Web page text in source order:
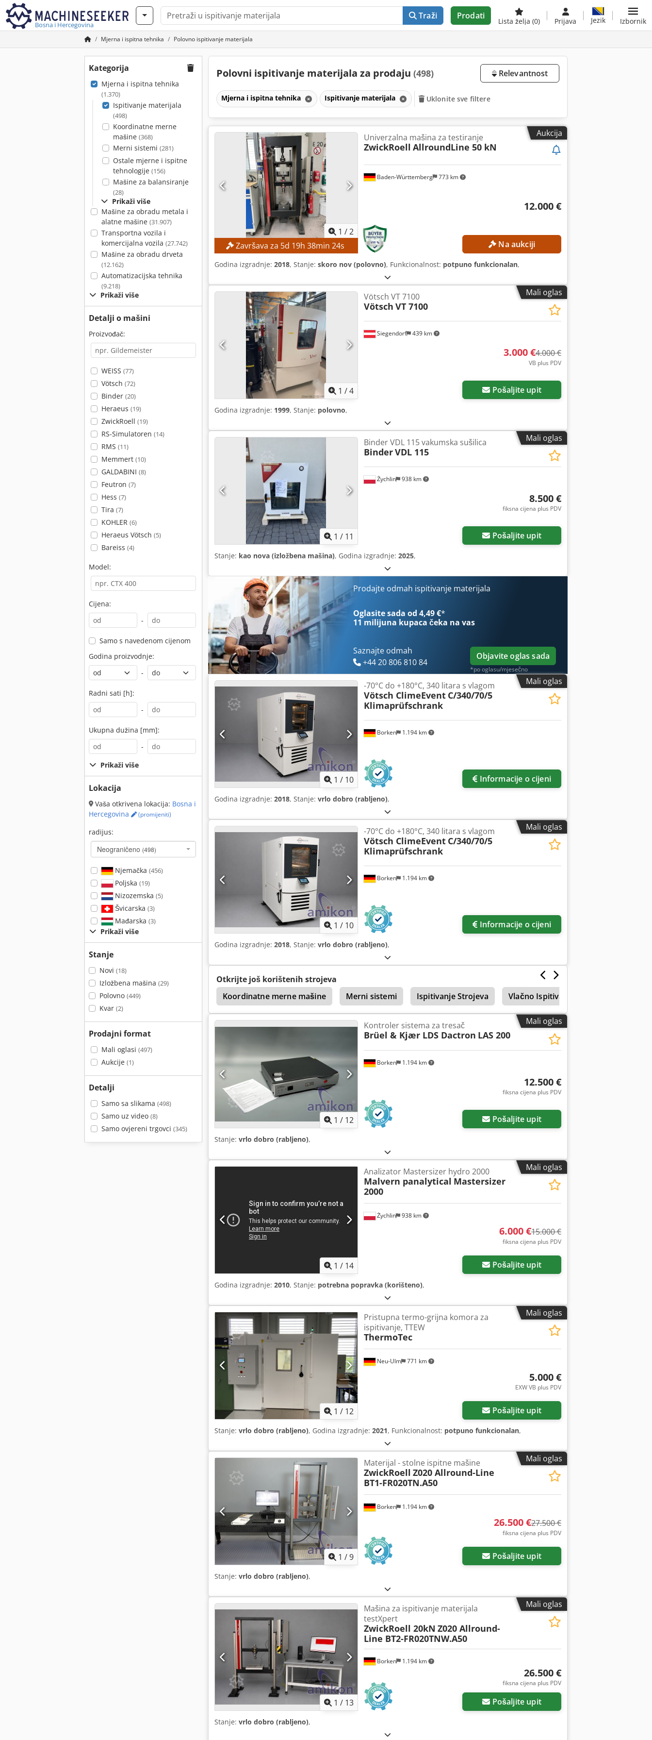
Bosna i Hercegovina
Traži Prodati
Lista želja (0) Prijava Jezik Izbornik
Mjerna i ispitna tehnika Polovno ispitivanje materijala
Kategorija
Mjerna i ispitna tehnika
(1.370)
Ispitivanje materijala
(498)
Koordinatne merne
mašine (368)
Merni sistemi (281)
Ostale mjerne i ispitne
tehnologije (156)
Mašine za balansiranje
(28)
Prikaži više
Mašine za obradu metala i
alatne mašine (31.907)
Transportna vozila i
komercijalna vozila (27.742)
Mašine za obradu drveta
(12.162)
Automatizacijska tehnika
(9.218)
Prikaži više
Detalji o mašini
Proizvođač:
WEISS (77)
Vötsch (72)
Binder (20)
Heraeus (19)
ZwickRoell (19)
RS-Simulatoren (14)
RMS (11)
Memmert (10)
GALDABINI (8)
Feutron (7)
Hess (7)
Tira (7)
KOHLER (6)
Heraeus Vötsch (5)
Bareiss (4)
Model:
Cijena:
-
Samo s navedenom cijenom
Godina proizvodnje:
-
Radni sati [h]:
-
Ukupna dužina [mm]:
-
Prikaži više
Lokacija
Vaša otkrivena lokacija: Bosna i
Hercegovina
(promijeniti)
radijus:
Neograničeno (498)
Njemačka (456)
Poljska (19)
Nizozemska (5)
Švicarska (3)
Mađarska (3)
Prikaži više
Stanje
Novi (18)
Izložbena mašina (29)
Polovno (449)
Kvar (2)
Prodajni format
Mali oglasi (497)
Aukcije (1)
Detalji
Samo sa slikama (498)
Samo uz video (8)
Samo ovjereni trgovci (345)
Polovni ispitivanje materijala za prodaju (498) Relevantnost
Mjerna i ispitna tehnika Ispitivanje materijala Uklonite sve filtere
Aukcija
1 /2
Završava za 5d 19h 38min 23s
Baden-Württemberg 773 km
Univerzalna mašina za testiranje
ZwickRoell AllroundLine 50 kN
12.000 €
Na aukciji
Godina izgradnje: 2018, Stanje: skoro nov (polovno), Funkcionalnost: potpuno funkcionalan,
Mali oglas
1 /4
Siegendorf 439 km
Vötsch VT 7100
Vötsch VT 7100
3.000 €4.000 €
VB plus PDV
Pošaljite upit
Godina izgradnje: 1999, Stanje: polovno,
Mali oglas
1 / 11
Żychlin 938 km
Binder VDL 115 vakumska sušilica
BinderVDL 115
8.500 €
fiksna cijena plus PDV
Pošaljite upit
Stanje: kao nova (izložbena mašina), Godina izgradnje: 2025,
Prodajte odmah ispitivanje materijala
Oglasite sada od 4,49 €*
11 milijuna kupaca čeka na vas
Saznajte odmah
+44 20 806 810 84
Objavite oglas sada
*po oglasu/mjesečno
Mali oglas
1 / 10
Borken 1.194 km
-70°C do +180°C, 340 litara s vlagom
Vötsch ClimeEvent C/340/70/5
Klimaprüfschrank
Informacije o cijeni
Godina izgradnje: 2018, Stanje: vrlo dobro (rabljeno),
Mali oglas
1 / 10
Borken 1.194 km
-70°C do +180°C, 340 litara s vlagom
Vötsch ClimeEvent C/340/70/5
Klimaprüfschrank
Informacije o cijeni
Godina izgradnje: 2018, Stanje: vrlo dobro (rabljeno),
Otkrijte još korištenih strojeva
Koordinatne merne mašine
Merni sistemi Ispitivanje Strojeva Vlačno Ispitivanje Strojeva
Testiranje Za Novinare Testiranje
Mali oglas
1 / 12
Borken 1.194 km
Kontroler sistema za tresač
Brüel & Kjær LDS Dactron LAS 200
12.500 €
fiksna cijena plus PDV
Pošaljite upit
Stanje: vrlo dobro (rabljeno),
Mali oglas
1 / 14
Żychlin 938 km
Analizator Mastersizer hydro 2000
Malvern panalytical Mastersizer
2000
6.000 €15.000 €
fiksna cijena plus PDV
Pošaljite upit
Godina izgradnje: 2010, Stanje: potrebna popravka (korišteno),
Mali oglas
1 / 12
Neu-Ulm 771 km
Pristupna termo-grijna komora za
ispitivanje, TTEW
ThermoTec
5.000 €
EXW VB plus PDV
Pošaljite upit
Stanje: vrlo dobro (rabljeno), Godina izgradnje: 2021, Funkcionalnost: potpuno funkcionalan,
Mali oglas
1 /9
Borken 1.194 km
Materijal - stolne ispitne mašine
ZwickRoell Z020 Allround-Line
BT1-FR020TN.A50
26.500 €27.500 €
fiksna cijena plus PDV
Pošaljite upit
Stanje: vrlo dobro (rabljeno),
Mali oglas
1 / 13
Borken 1.194 km
Mašina za ispitivanje materijala
testXpert
ZwickRoell 20kN Z020 Allround-
Line BT2-FR020TNW.A50
26.500 €
fiksna cijena plus PDV
Pošaljite upit
Stanje: vrlo dobro (rabljeno),